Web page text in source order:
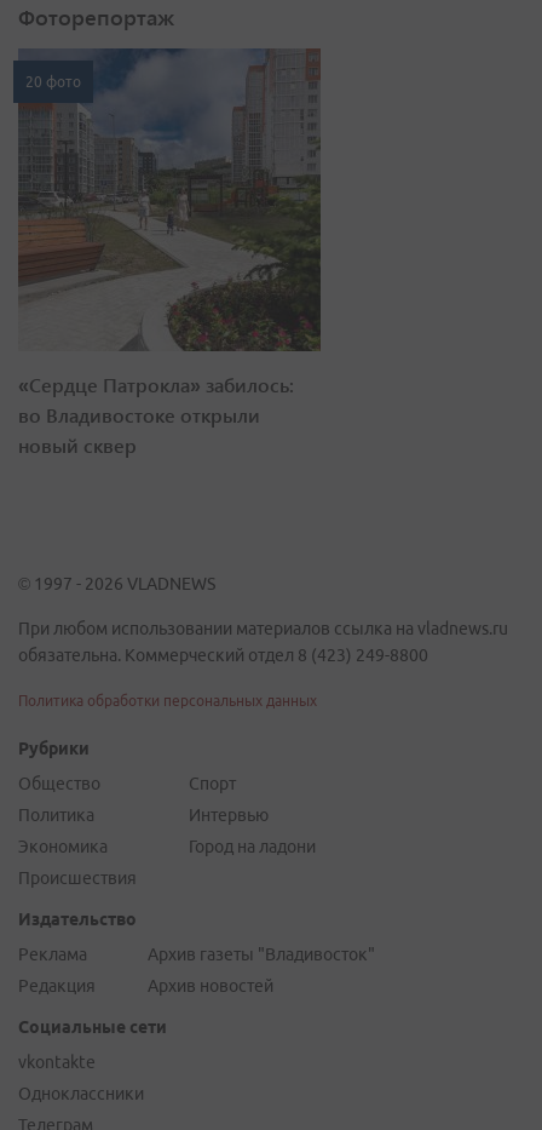
Фоторепортаж
20 фото
«Сердце Патрокла» забилось:
во Владивостоке открыли
новый сквер
© 1997 - 2026 VLADNEWS
При любом использовании материалов ссылка на vladnews.ru
обязательна. Коммерческий отдел 8 (423) 249-8800
Политика обработки персональных данных
Рубрики
Общество
Политика
Экономика
Происшествия
Спорт
Интервью
Город на ладони
Издательство
Реклама
Редакция
Архив газеты "Владивосток"
Архив новостей
Социальные сети
vkontakte
Одноклассники
Телеграм